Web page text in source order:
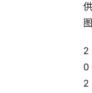
供
图
2
0
2